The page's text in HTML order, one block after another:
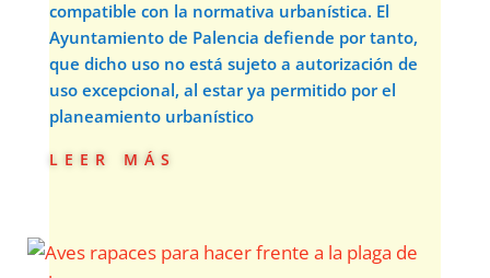
compatible con la normativa urbanística. El
Ayuntamiento de Palencia defiende por tanto,
que dicho uso no está sujeto a autorización de
uso excepcional, al estar ya permitido por el
planeamiento urbanístico
leer más